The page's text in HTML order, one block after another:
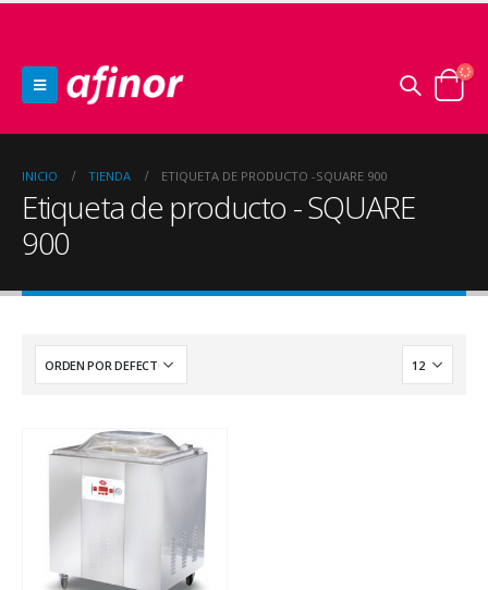
INICIO TIENDA ETIQUETA DE PRODUCTO -SQUARE 900
Etiqueta de producto - SQUARE
900